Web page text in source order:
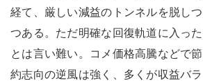
経て、厳しい減益のトンネルを脱しつ
つある。ただ明確な回復軌道に入った
とは言い難い。コメ価格高騰などで節
約志向の逆風は強く、多くが収益バラ